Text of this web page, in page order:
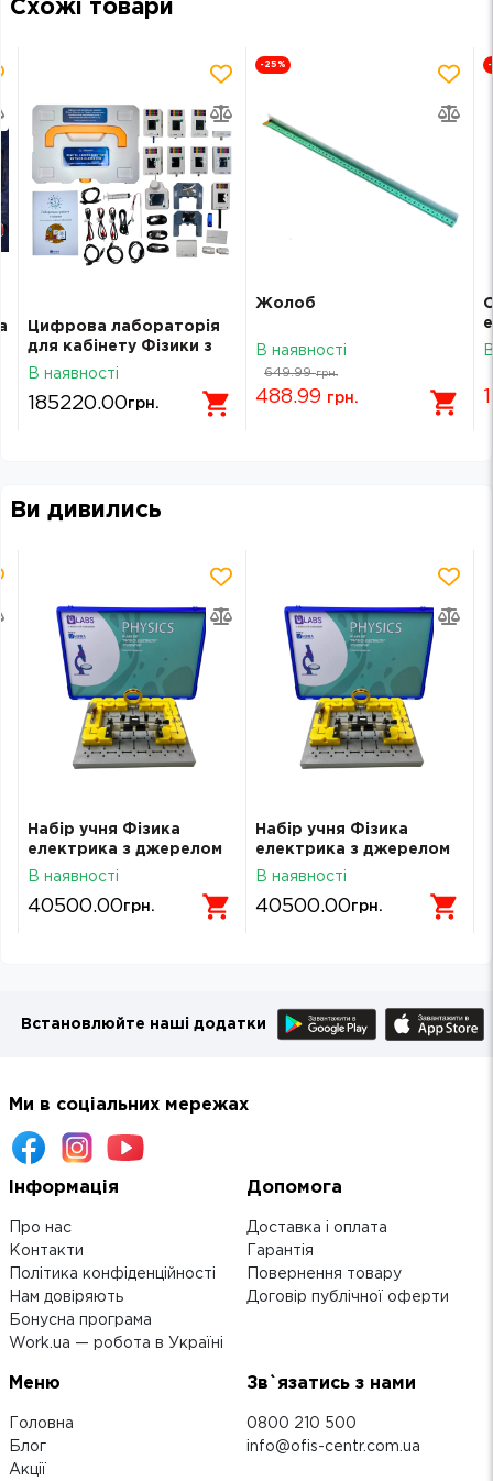
Схожі товари
Цифрова лабораторія
для кабінету Фізики з
методичним
цифровим курсом з
В наявності
185220.00грн.
-25%
Жолоб
В наявності
649.99 грн.
488.99 грн.
-
Ви дивились
Набір учня Фізика
електрика з джерелом
живлення pcb-ulabs-7
В наявності
40500.00грн.
Набір учня Фізика
електрика з джерелом
живлення pcb-ulabs-7
В наявності
40500.00грн.
Встановлюйте наші додатки
Ми в соціальних мережах
Інформація
Про нас
Контакти
Політика конфіденційності
Нам довіряють
Бонусна програма
Work.ua — робота в Україні
Допомога
Доставка і оплата
Гарантія
Повернення товару
Договір публічної оферти
Меню
Головна
Блог
Акції
Зв`язатись з нами
0800 210 500
info@ofis-centr.com.ua